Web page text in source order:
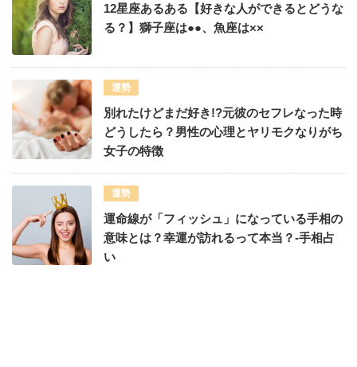
12星座あるある【好きな人ができるとどうな
る？】獅子座は●●、魚座は××
運勢
別れたけどまだ好き!?元彼のセフレなった時
どうしたら？男性の心理とヤリモクなりがち
女子の特徴
運勢
運命線が「フィッシュ」になっている手相の
意味とは？幸運が訪れるって本当？-手相占
い